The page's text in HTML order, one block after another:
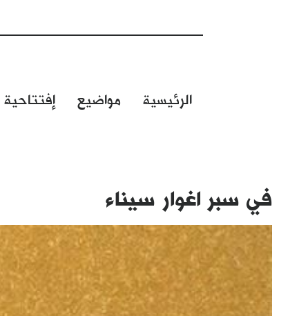
الرئيسية مواضيع إفتتاحية
في سبر اغوار سيناء